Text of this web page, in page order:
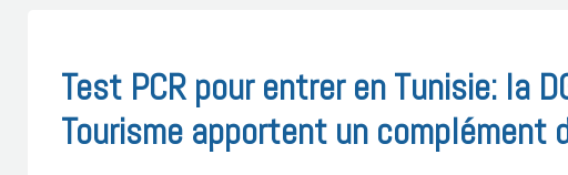
Test PCR pour entrer en Tunisie: la
Tourisme apportent un complément